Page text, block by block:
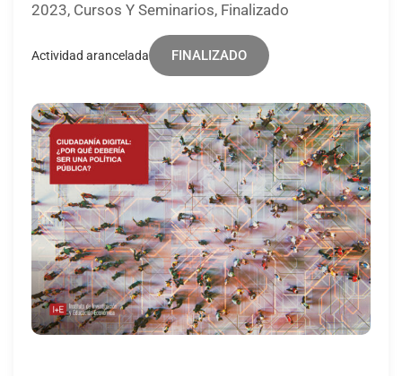
2023, Cursos Y Seminarios, Finalizado